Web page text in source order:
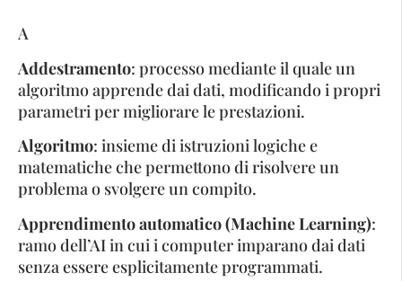
A
Addestramento: processo mediante il quale un
algoritmo apprende dai dati, modificando i propri
parametri per migliorare le prestazioni.
Algoritmo: insieme di istruzioni logiche e
matematiche che permettono di risolvere un
problema o svolgere un compito.
Apprendimento automatico (Machine Learning):
ramo dell’AI in cui i computer imparano dai dati
senza essere esplicitamente programmati.